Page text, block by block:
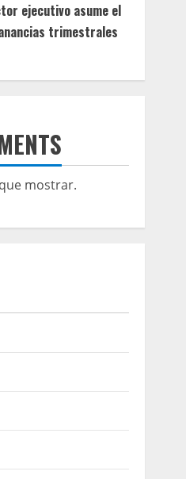
ejecutivo asume el
trimestrales
mostrar.